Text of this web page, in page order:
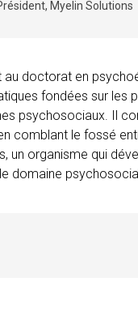
Myelin Solutions
doctorat en
fondées sur les
psychosociaux. Il
comblant le fossé
un organisme qui
domaine